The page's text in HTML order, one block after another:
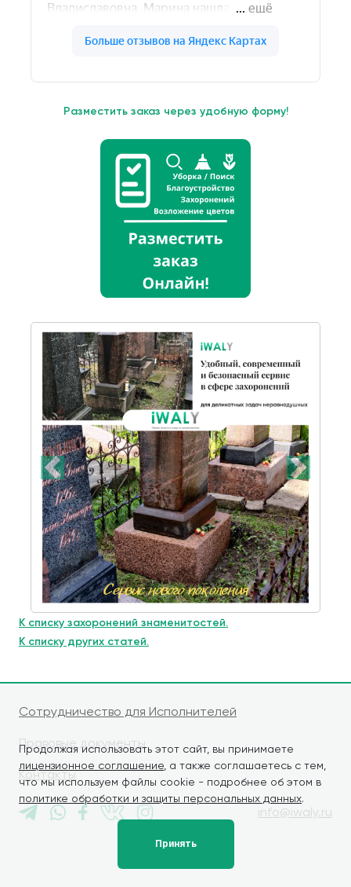
Продолжая использовать этот сайт, вы принимаете
лицензионное соглашение , а также соглашаетесь с тем,
что мы используем файлы cookie - подробнее об этом в
политике обработки и защиты персональных данных.
Принять
Разместить заказ через удобную форму!
К списку захоронений знаменитостей.
К списку других статей.
Сотрудничество для Исполнителей
Правовые документы
Контакты
info@iwaly.ru